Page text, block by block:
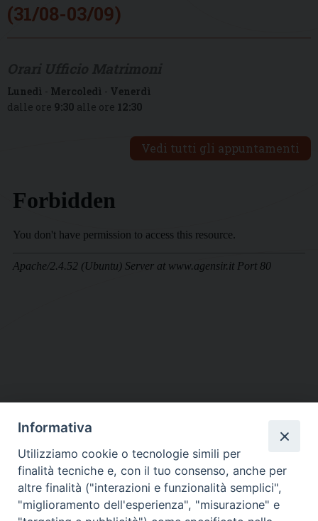
(31/08-03/09)
Lunedì - Mercoledì - Venerdì
dalle ore 9:30 alle ore 12:30
Vedi tutti gli appuntamenti
DIOCESI SUBURBICARIA DI ALBANO
Contatti:Tel.: 06.93268401 - Fax.: 06.9323844
E-mail:curia@diocesidialbano.it
Orari: dal Lunedì al Venerdì Ore: 9:00 - 13:00
Informativa
Utilizziamo cookie o tecnologie simili per
finalità tecniche e, con il tuo consenso, anche per
altre finalità ("interazioni e funzionalità semplici",
"miglioramento dell'esperienza", "misurazione" e